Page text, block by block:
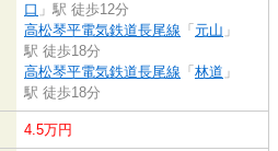
口 」駅 徒歩12分
高松琴平電気鉄道長尾線 「 元山 」
駅 徒歩18分
高松琴平電気鉄道長尾線 「 林道 」
駅 徒歩18分
4.5万円